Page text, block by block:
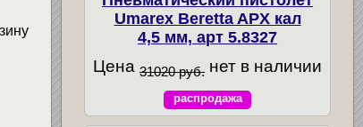
Umarex Beretta APX кал
4,5 мм, арт 5.8327
Цена31020 руб. нет в наличии
распродажа